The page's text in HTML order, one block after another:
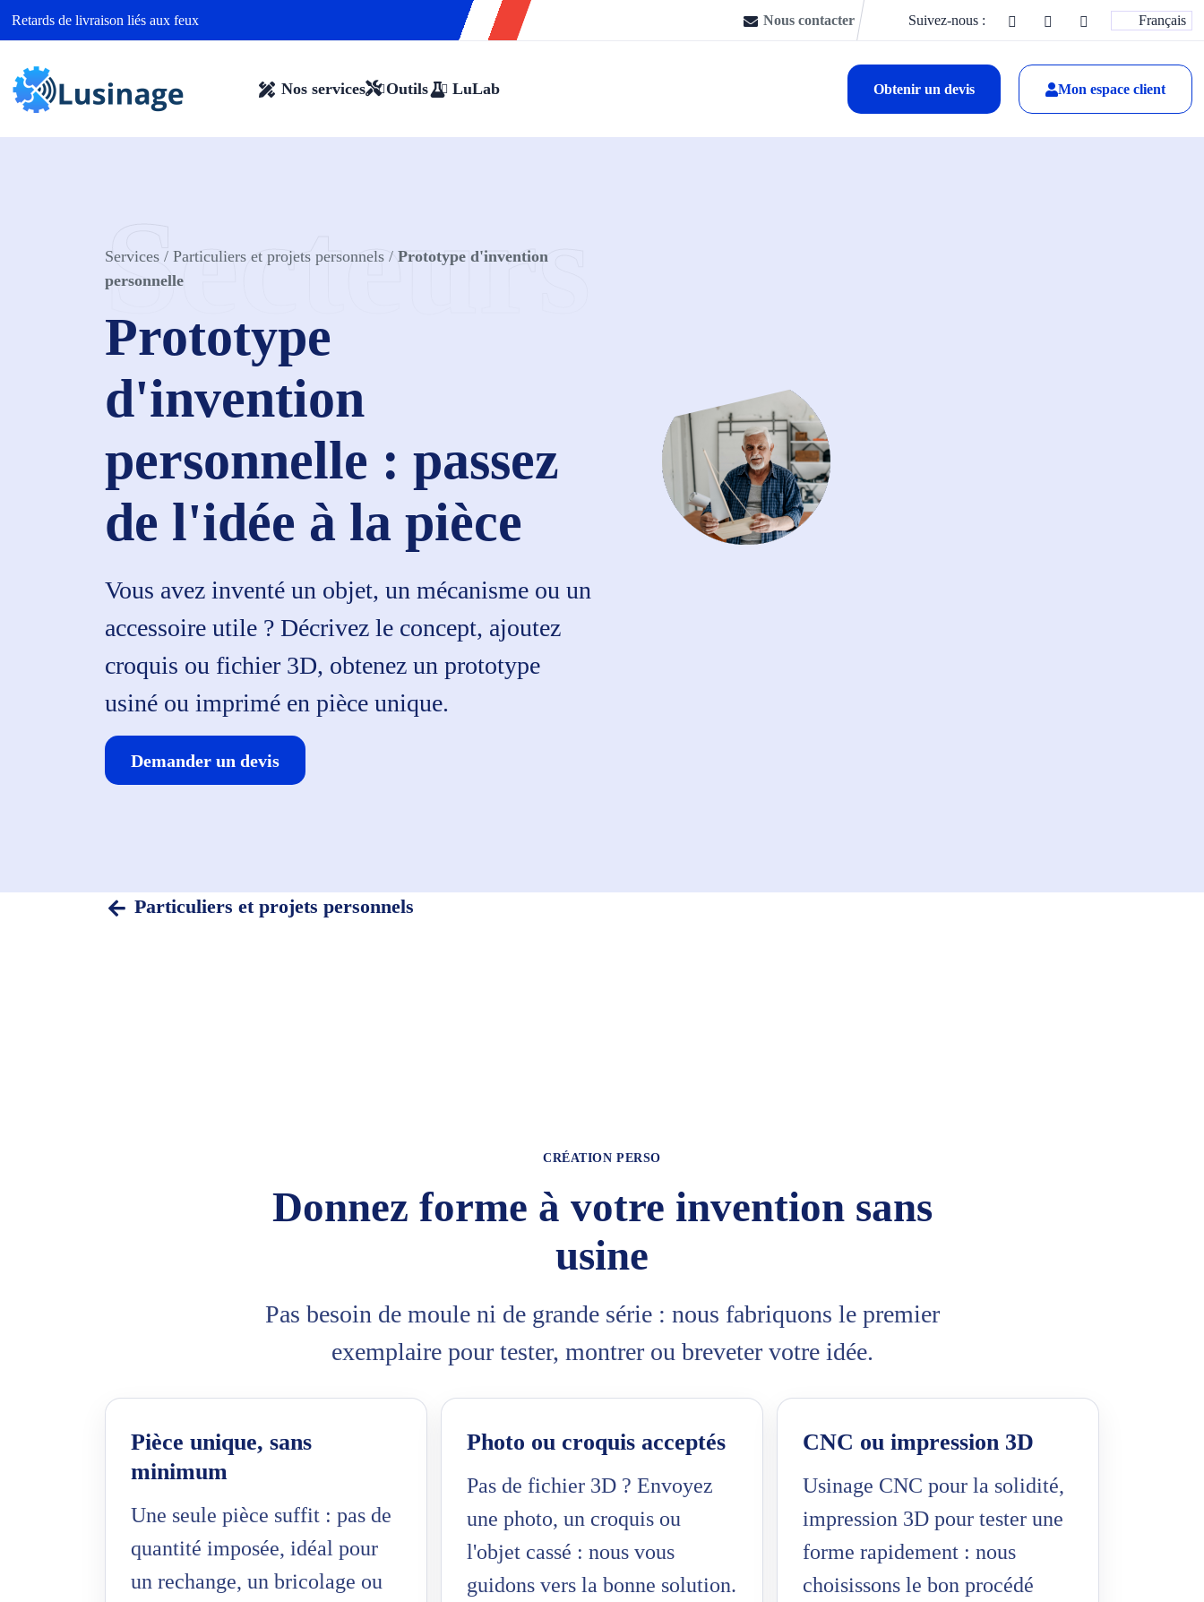
Retards de livraison liés aux feux Nous contacter Suivez-nous : Français
Nos services Outils LuLab Obtenir un devis Mon espace client
Services / Particuliers et projets personnels / Prototype d'invention
personnelle
Secteurs
Prototype
d'invention
personnelle : passez
de l'idée à la pièce
Vous avez inventé un objet, un mécanisme ou un
accessoire utile ? Décrivez le concept, ajoutez
croquis ou fichier 3D, obtenez un prototype
usiné ou imprimé en pièce unique.
Demander un devis
Particuliers et projets personnels
CRÉATION PERSO
Donnez forme à votre invention sans
usine
Pas besoin de moule ni de grande série : nous fabriquons le premier
exemplaire pour tester, montrer ou breveter votre idée.
Pièce unique, sans
minimum
Une seule pièce suffit : pas de
quantité imposée, idéal pour
un rechange, un bricolage ou
Photo ou croquis acceptés
Pas de fichier 3D ? Envoyez
une photo, un croquis ou
l'objet cassé : nous vous
guidons vers la bonne solution.
CNC ou impression 3D
Usinage CNC pour la solidité,
impression 3D pour tester une
forme rapidement : nous
choisissons le bon procédé